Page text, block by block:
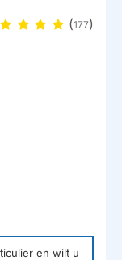
(177)
en wilt u